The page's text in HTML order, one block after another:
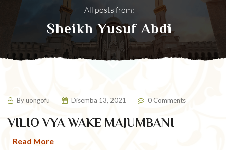
All posts from:
Sheikh Yusuf Abdi
Byuongofu Disemba 13, 2021 0 Comments
VILIO VYA WAKE MAJUMBANI
Read More